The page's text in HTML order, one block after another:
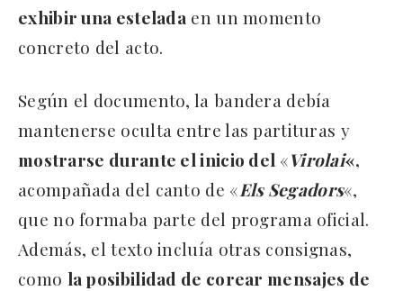
exhibir una estelada en un momento
concreto del acto.
Según el documento, la bandera debía
mantenerse oculta entre las partituras y
mostrarse durante el inicio del «Virolai«,
acompañada del canto de «Els Segadors«,
que no formaba parte del programa oficial.
Además, el texto incluía otras consignas,
como la posibilidad de corear mensajes de